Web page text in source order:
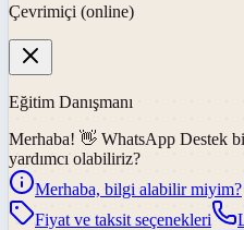
Çevrimiçi (online)
Eğitim Danışmanı
Merhaba! 👋 WhatsApp Destek
yardımcı olabiliriz?
Merhaba, bilgi alabilir miyim?
Fiyat ve taksit seçenekleri